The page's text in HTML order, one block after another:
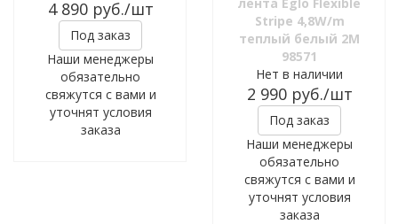
4 890руб./шт
Под заказ
Наши менеджеры
обязательно
свяжутся с вами и
уточнят условия
заказа
Stripe 4,8W/m
теплый белый 2M
98571
Нет в наличии
2 990руб./шт
Под заказ
Наши менеджеры
обязательно
свяжутся с вами и
уточнят условия
заказа